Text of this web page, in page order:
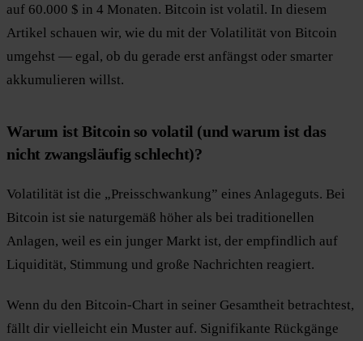
auf 60.000 $ in 4 Monaten. Bitcoin ist volatil. In diesem
Artikel schauen wir, wie du mit der Volatilität von Bitcoin
umgehst — egal, ob du gerade erst anfängst oder smarter
akkumulieren willst.
Warum ist Bitcoin so volatil (und warum ist das
nicht zwangsläufig schlecht)?
Volatilität ist die „Preisschwankung” eines Anlageguts. Bei
Bitcoin ist sie naturgemäß höher als bei traditionellen
Anlagen, weil es ein junger Markt ist, der empfindlich auf
Liquidität, Stimmung und große Nachrichten reagiert.
Wenn du den Bitcoin-Chart in seiner Gesamtheit betrachtest,
fällt dir vielleicht ein Muster auf. Signifikante Rückgänge